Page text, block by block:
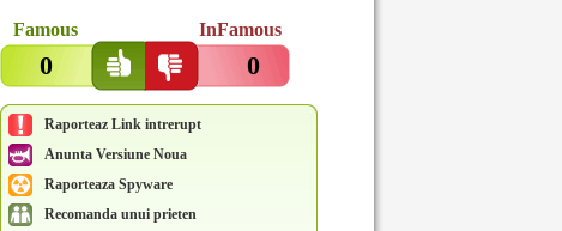
Famous InFamous
0 0
Raporteaz Link intrerupt
Anunta Versiune Noua
Raporteaza Spyware
Recomanda unui prieten